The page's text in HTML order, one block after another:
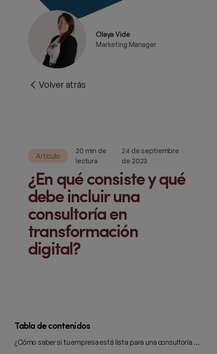
Olaya Vide
Marketing Manager
Volver atrás
Artículo
20 min de
lectura
24 de septiembre
de 2023
¿En qué consiste y qué
debe incluir una
consultoría en
transformación
digital?
Tabla de contenidos
¿Cómo saber si tu empresa está lista para una consultoría en transformación digital?